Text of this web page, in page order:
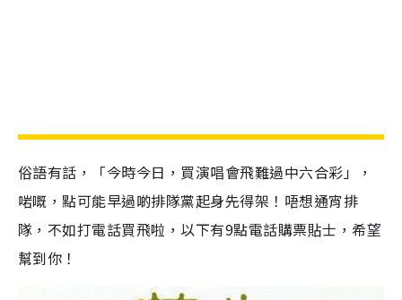
俗語有話，「今時今日，買演唱會飛難過中六合彩」，
啱嘅，點可能早過啲排隊黨起身先得架！唔想通宵排
隊，不如打電話買飛啦，以下有9點電話購票貼士，希望
幫到你！